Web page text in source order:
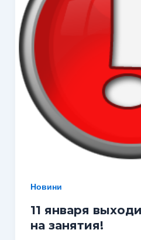
Новини
11 января
на занятия!